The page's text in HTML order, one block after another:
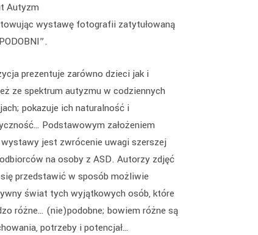
Autyzm
wystawę fotografii zatytułowaną
prezentuje zarówno dzieci jak i
ze spektrum autyzmu w codziennych
pokazuje ich naturalność i
Podstawowym założeniem
jest zwrócenie uwagi szerszej
na osoby z ASD. Autorzy zdjęć
przedstawić w sposób możliwie
świat tych wyjątkowych osób, które
różne… (nie)podobne; bowiem różne są
potrzeby i potencjał…